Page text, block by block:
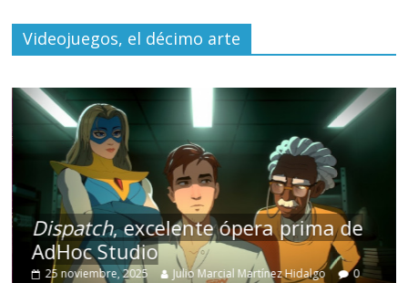
Videojuegos, el décimo arte
Dispatch, excelente ópera prima de
AdHoc Studio
25 noviembre, 2025 Julio Marcial Martínez Hidalgo 0